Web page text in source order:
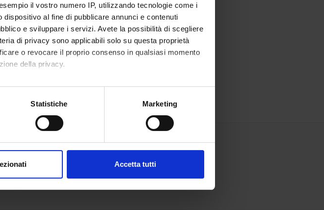
il vostro numero IP, utilizzando tecnologie come i
al fine di pubblicare annunci e contenuti
e sviluppare i servizi. Avete la possibilità di scegliere
di privacy sono applicabili solo su questa proprietà
o revocare il proprio consenso in qualsiasi momento
della privacy.
un'approssimazione di qualche metro,
sui cookie.
Statistiche Marketing
Accetta tutti